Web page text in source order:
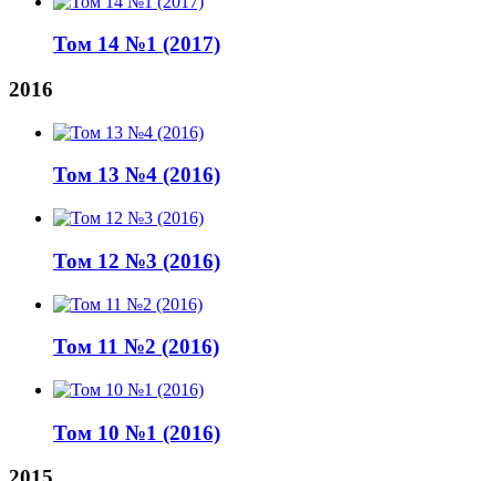
Том 14 №1 (2017)
2016
Том 13 №4 (2016)
Том 12 №3 (2016)
Том 11 №2 (2016)
Том 10 №1 (2016)